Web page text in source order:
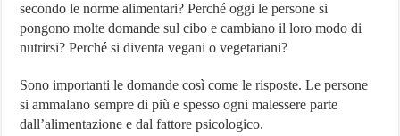
secondo le norme alimentari? Perché oggi le persone si
pongono molte domande sul cibo e cambiano il loro modo di
nutrirsi? Perché si diventa vegani o vegetariani?
Sono importanti le domande così come le risposte. Le persone
si ammalano sempre di più e spesso ogni malessere parte
dall’alimentazione e dal fattore psicologico.